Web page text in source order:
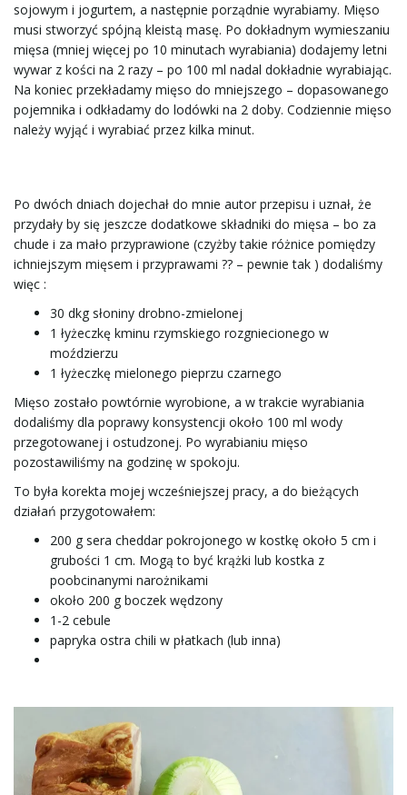
sojowym i jogurtem, a następnie porządnie wyrabiamy. Mięso
musi stworzyć spójną kleistą masę. Po dokładnym wymieszaniu
mięsa (mniej więcej po 10 minutach wyrabiania) dodajemy letni
wywar z kości na 2 razy – po 100 ml nadal dokładnie wyrabiając.
Na koniec przekładamy mięso do mniejszego – dopasowanego
pojemnika i odkładamy do lodówki na 2 doby. Codziennie mięso
należy wyjąć i wyrabiać przez kilka minut.
Po dwóch dniach dojechał do mnie autor przepisu i uznał, że
przydały by się jeszcze dodatkowe składniki do mięsa – bo za
chude i za mało przyprawione (czyżby takie różnice pomiędzy
ichniejszym mięsem i przyprawami ?? – pewnie tak ) dodaliśmy
więc :
30 dkg słoniny drobno-zmielonej
1 łyżeczkę kminu rzymskiego rozgniecionego w
moździerzu
1 łyżeczkę mielonego pieprzu czarnego
Mięso zostało powtórnie wyrobione, a w trakcie wyrabiania
dodaliśmy dla poprawy konsystencji około 100 ml wody
przegotowanej i ostudzonej. Po wyrabianiu mięso
pozostawiliśmy na godzinę w spokoju.
To była korekta mojej wcześniejszej pracy, a do bieżących
działań przygotowałem:
200 g sera cheddar pokrojonego w kostkę około 5 cm i
grubości 1 cm. Mogą to być krążki lub kostka z
poobcinanymi narożnikami
około 200 g boczek wędzony
1-2 cebule
papryka ostra chili w płatkach (lub inna)